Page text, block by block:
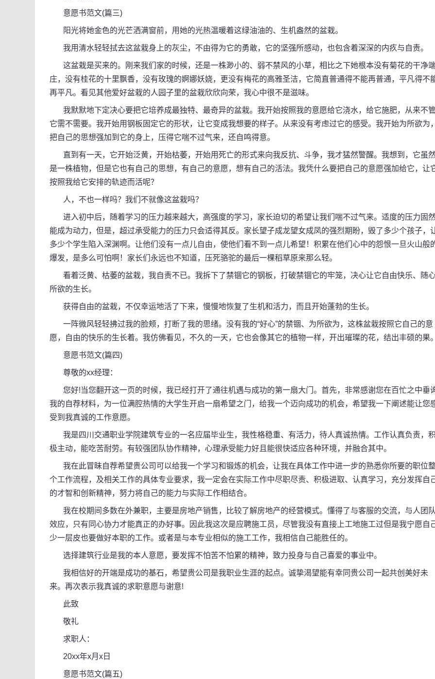
意愿书范文(篇三)
阳光将她金色的光芒洒满窗前，用她的光热温暖着这绿油油的、生机盎然的盆栽。
我用清水轻轻拭去这盆栽身上的灰尘，不由得为它的勇敢，它的坚强所感动，也包含着深深的内疚与自责。
这盆栽是买来的。刚来我们家的时候，还是一株渺小的、弱不禁风的小草，相比之下她根本没有菊花的干净
庄，没有桂花的十里飘香，没有玫瑰的婀娜妖娆，更没有梅花的高雅圣洁，它简直普通得不能再普通，平凡得不
再平凡。看见其他爱好盆栽的人园子里的盆栽欣欣向荣，我心中很不是滋味。
我默默地下定决心要把它培养成最独特、最奇异的盆栽。我开始按照我的意愿给它浇水，给它施肥，从来不管
它需不需要。我开始用钢板固定它的形状，让它变成我想要的样子。从来没有考虑过它的感受。我开始为所欲为，
把自己的思想强加到它的身上，压得它喘不过气来，还自鸣得意。
直到有一天，它开始泛黄，开始枯萎，开始用死亡的形式来向我反抗、斗争，我才猛然警醒。我想到，它虽
是一株植物，但是它也有自己的思想，有自己的意愿，想有自己的活法。我凭什么要把自己的意愿强加给它，让
按照我给它安排的轨迹而活呢？
人，不也一样吗？我们不就像这盆栽吗？
进入初中后，随着学习的压力越来越大，高强度的学习，家长迫切的希望让我们喘不过气来。适度的压力固
能成为动力，但是，超过承受能力的压力只会适得其反。家长望子成龙望女成凤的强烈期盼，毁了多少个孩子，
多少个学生陷入深渊啊。让他们没有一点儿自由，使他们看不到一点儿希望！积累在他们心中的怨恨一旦火山般
爆发，是多么可怕啊！家长们永远也不知道，压死骆驼的最后一棵稻草原来那么轻。
看着泛黄、枯萎的盆栽，我自责不已。我拆下了禁锢它的钢板，打破禁锢它的牢笼，决心让它自由快乐、随
所欲的生长。
获得自由的盆栽，不仅幸运地活了下来，慢慢地恢复了生机和活力，而且开始蓬勃的生长。
一阵微风轻轻拂过我的脸颊，打断了我的思绪。没有我的“好心”的禁锢、为所欲为，这株盆栽按照它自己的意
愿，自由的快乐的生长着。我仿佛看见，不久的一天，它也会像其它的植物一样，开出璀璨的花，结出丰硕的果。
意愿书范文(篇四)
尊敬的xx经理：
您好!当您翻开这一页的时候，我已经打开了通往机遇与成功的第一扇大门。首先，非常感谢您在百忙之中垂
我的自荐材料，为一位满腔热情的大学生开启一扇希望之门，给我一个迈向成功的机会，希望我一下阐述能让您
受到我真诚的工作意愿。
我是四川交通职业学院建筑专业的一名应届毕业生，我性格稳重、有活力，待人真诚热情。工作认真负责，积
极主动，能吃苦耐劳。有较强团队协作精神，心理承受能力好且能很快适应各种环境，并融合其中。
我在此冒昧自荐希望贵公司可以给我一个学习和锻炼的机会，让我在具体工作中进一步的熟悉你所要的职位
个工作流程，及相关工作的具体专业要求，我一定会在实际工作中尽职尽责、积极进取、认真学习，充分发挥自
的才智和创新精神，努力将自己的能力与实际工作相结合。
我在校期间多数在外兼职，主要是房地产销售，比较了解房地产的经营模式。懂得了与客服的交流，与人团队
效应，只有同心协力才能真正的办好事。因此我这次是应聘施工员，尽管我没有直接上工地施工过但是我宁愿自
少一层皮也要做好本职的工作。或者是与本专业相似的施工工作，我相信自己能胜任的。
选择建筑行业是我的本人意愿，要发挥不怕苦不怕累的精神，致力投身与自己喜爱的事业中。
我相信好的开端是成功的基石，希望贵公司是我职业生涯的起点。诚挚渴望能有幸同贵公司一起共创美好未
来。再次表示我真诚的求职意愿与谢意!
此致
敬礼
求职人：
20xx年x月x日
意愿书范文(篇五)